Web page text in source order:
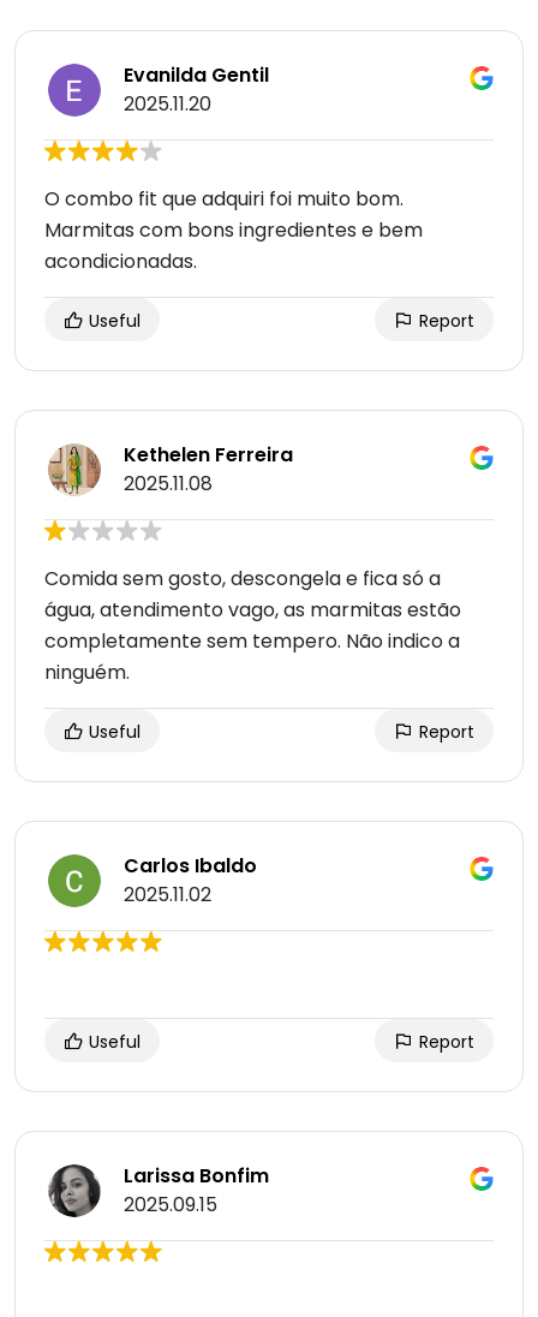
Evanilda Gentil
2025.11.20
O combo fit que adquiri foi muito bom.
Marmitas com bons ingredientes e bem
acondicionadas.
Useful Report
Kethelen Ferreira
2025.11.08
Comida sem gosto, descongela e fica só a
água, atendimento vago, as marmitas estão
completamente sem tempero. Não indico a
ninguém.
Useful Report
Carlos Ibaldo
2025.11.02
Useful Report
Larissa Bonfim
2025.09.15